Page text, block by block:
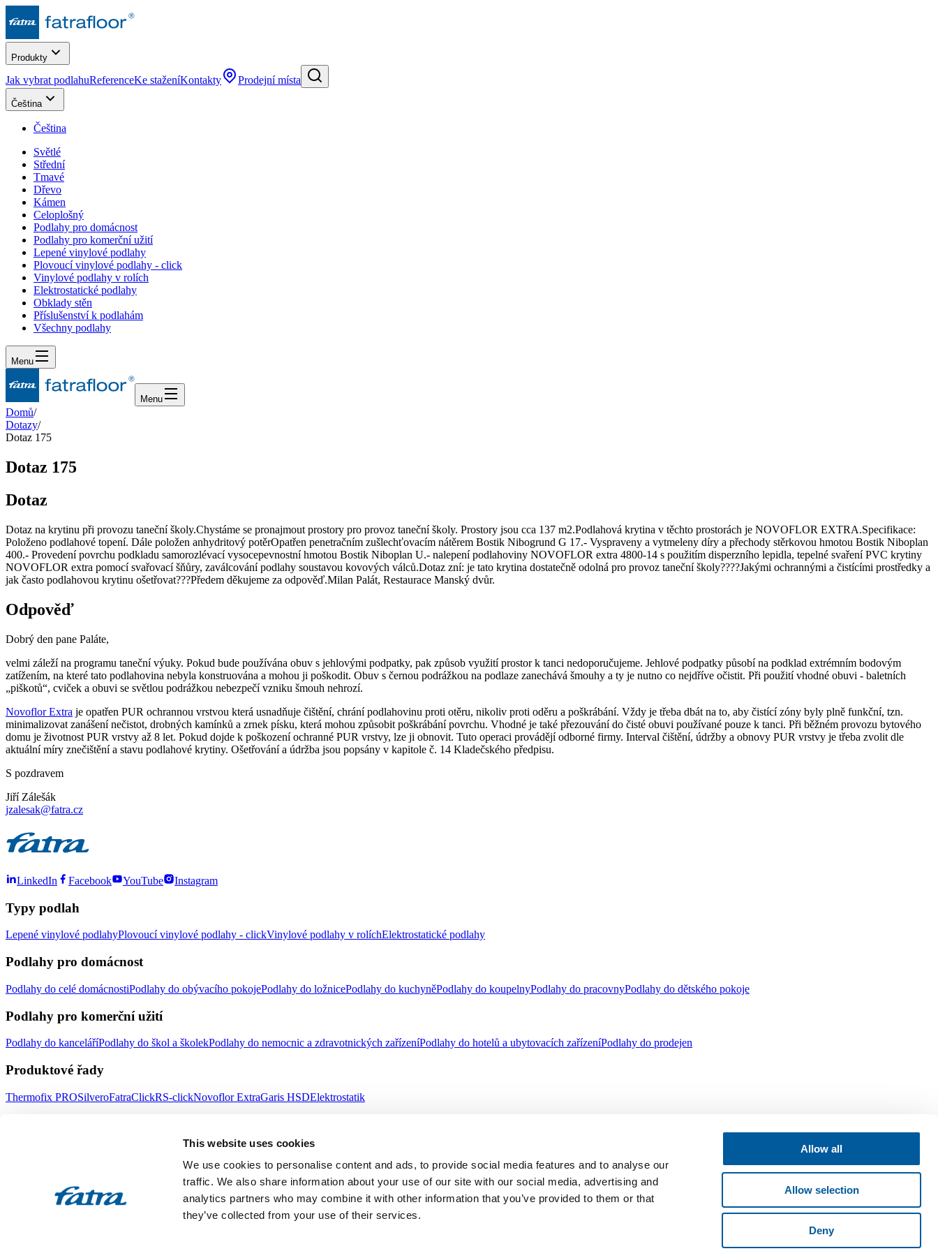
This website uses cookies
We use cookies to personalise content and ads, to provide social media features and to analyse our
traffic. We also share information about your use of our site with our social media, advertising and
analytics partners who may combine it with other information that you’ve provided to them or that
they’ve collected from your use of their services.
Allow all
Allow selection
Deny
Produkty
Jak vybrat podlahuReferenceKe staženíKontakty Prodejní místa
Čeština
Čeština
Světlé
Střední
Tmavé
Dřevo
Kámen
Celoplošný
Podlahy pro domácnost
Podlahy pro komerční užití
Lepené vinylové podlahy
Plovoucí vinylové podlahy - click
Vinylové podlahy v rolích
Elektrostatické podlahy
Obklady stěn
Příslušenství k podlahám
Všechny podlahy
Menu
Menu
Domů/
Dotazy/
Dotaz 175
Dotaz 175
Dotaz
Dotaz na krytinu při provozu taneční školy.Chystáme se pronajmout prostory pro provoz taneční školy. Prostory jsou cca 137 m2.Podlahová krytina v těchto prostorách je NOVOFLOR EXTRA.Specifikace:
Položeno podlahové topení. Dále položen anhydritový potěrOpatřen penetračním zušlechťovacím nátěrem Bostik Nibogrund G 17.- Vyspraveny a vytmeleny díry a přechody stěrkovou hmotou Bostik Niboplan
400.- Provedení povrchu podkladu samorozlévací vysocepevnostní hmotou Bostik Niboplan U.- nalepení podlahoviny NOVOFLOR extra 4800-14 s použitím disperzního lepidla, tepelné svaření PVC krytiny
NOVOFLOR extra pomocí svařovací šňůry, zaválcování podlahy soustavou kovových válců.Dotaz zní: je tato krytina dostatečně odolná pro provoz taneční školy????Jakými ochrannými a čistícími prostředky a
jak často podlahovou krytinu ošetřovat???Předem děkujeme za odpověď.Milan Palát, Restaurace Manský dvůr.
Odpověď
Dobrý den pane Paláte,
velmi záleží na programu taneční výuky. Pokud bude používána obuv s jehlovými podpatky, pak způsob využití prostor k tanci nedoporučujeme. Jehlové podpatky působí na podklad extrémním bodovým
zatížením, na které tato podlahovina nebyla konstruována a mohou ji poškodit. Obuv s černou podrážkou na podlaze zanechává šmouhy a ty je nutno co nejdříve očistit. Při použití vhodné obuvi - baletních
„piškotů“, cviček a obuvi se světlou podrážkou nebezpečí vzniku šmouh nehrozí.
Novoflor Extra je opatřen PUR ochrannou vrstvou která usnadňuje čištění, chrání podlahovinu proti otěru, nikoliv proti oděru a poškrábání. Vždy je třeba dbát na to, aby čistící zóny byly plně funkční, tzn.
minimalizovat zanášení nečistot, drobných kamínků a zrnek písku, která mohou způsobit poškrábání povrchu. Vhodné je také přezouvání do čisté obuvi používané pouze k tanci. Při běžném provozu bytového
domu je životnost PUR vrstvy až 8 let. Pokud dojde k poškození ochranné PUR vrstvy, lze ji obnovit. Tuto operaci provádějí odborné firmy. Interval čištění, údržby a obnovy PUR vrstvy je třeba zvolit dle
aktuální míry znečištění a stavu podlahové krytiny. Ošetřování a údržba jsou popsány v kapitole č. 14 Kladečského předpisu.
S pozdravem
Jiří Zálešák
jzalesak@fatra.cz
LinkedIn Facebook YouTube Instagram
Typy podlah
Lepené vinylové podlahyPlovoucí vinylové podlahy - clickVinylové podlahy v rolíchElektrostatické podlahy
Podlahy pro domácnost
Podlahy do celé domácnostiPodlahy do obývacího pokojePodlahy do ložnicePodlahy do kuchyněPodlahy do koupelnyPodlahy do pracovnyPodlahy do dětského pokoje
Podlahy pro komerční užití
Podlahy do kanceláříPodlahy do škol a školekPodlahy do nemocnic a zdravotnických zařízeníPodlahy do hotelů a ubytovacích zařízeníPodlahy do prodejen
Produktové řady
Thermofix PROSilveroFatraClickRS-clickNovoflor ExtraGaris HSDElektrostatik
Novinky FatrafloorPoradna Udržitelnost
Produkty FatraFatra e-shop Novinky FatraVolné pozice Ochrana oznamovatelů Etický kodex a Tell us